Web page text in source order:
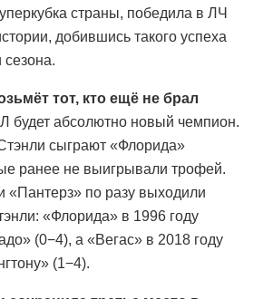
страны, победила в ЛЧ
добившись такого успеха
сезона.
тот, кто ещё не брал
будет абсолютно новый чемпион.
сыграют «Флорида»
ранее не выигрывали трофей.
«Пантерз» по разу выходили
«Флорида» в 1996 году
(0−4), а «Вегас» в 2018 году
(1−4).